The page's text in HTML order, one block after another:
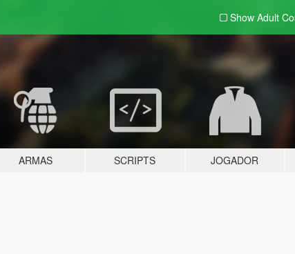
Show Adult
ARMAS SCRIPTS JOGADOR